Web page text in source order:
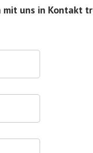
mit uns in Kontakt